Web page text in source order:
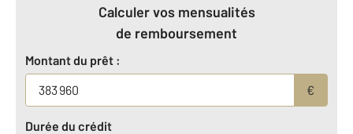
Calculer vos mensualités
de remboursement
Montant du prêt :
€
Durée du crédit